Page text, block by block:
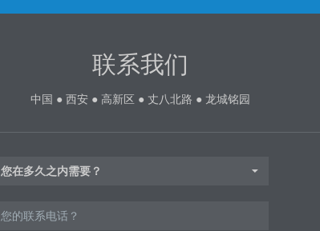
联系我们
中国 ● 西安 ● 高新区 ● 丈八北路 ● 龙城铭园
您在多久之内需要？